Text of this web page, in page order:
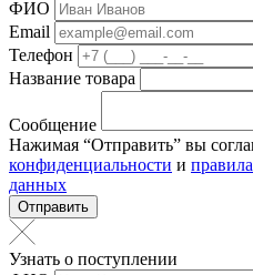
ФИО
Email
Телефон
Название товара
Сообщение
Нажимая “Отправить” вы
конфиденциальности и
данных
Отправить
Узнать о поступлении